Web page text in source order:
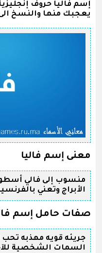
إسم فاليا حروف
يعجبك منها والنسخ
معنى إسم فاليا
منسوب إلى فالي
الأبراج وتعني
صفات حامل إسم
جريئه قويه مهذبه
السمات الشخصية